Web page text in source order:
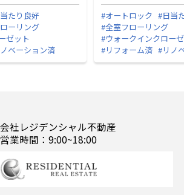
たり良好
ーリング
ゼット
ベーション済
#オートロック #日当
#全室フローリング
#ウォークインクロー
#リフォーム済 #リノ
社レジデンシャル不動産
営業時間：9:00~18:00